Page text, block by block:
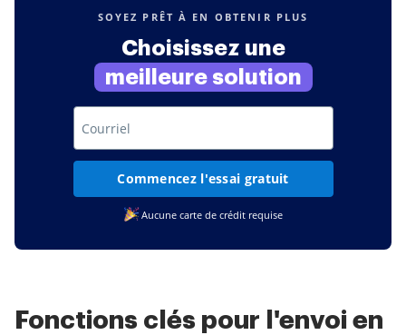
SOYEZ PRÊT À EN OBTENIR PLUS
Choisissez une
meilleure solution
Commencez l'essai gratuit
Aucune carte de crédit requise
Fonctions clés pour l'envoi en